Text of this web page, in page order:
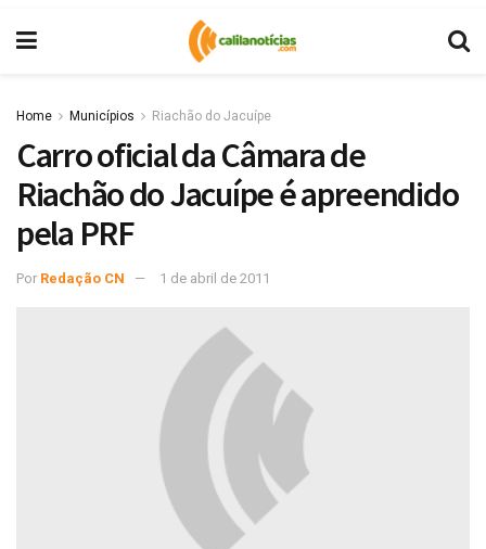
Home Municípios Riachão do Jacuípe
Carro oficial da Câmara de
Riachão do Jacuípe é apreendido
pela PRF
Por Redação CN 1 de abril de 2011